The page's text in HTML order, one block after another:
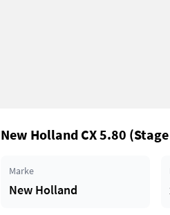
New Holland CX 5.80
Marke
New Holland